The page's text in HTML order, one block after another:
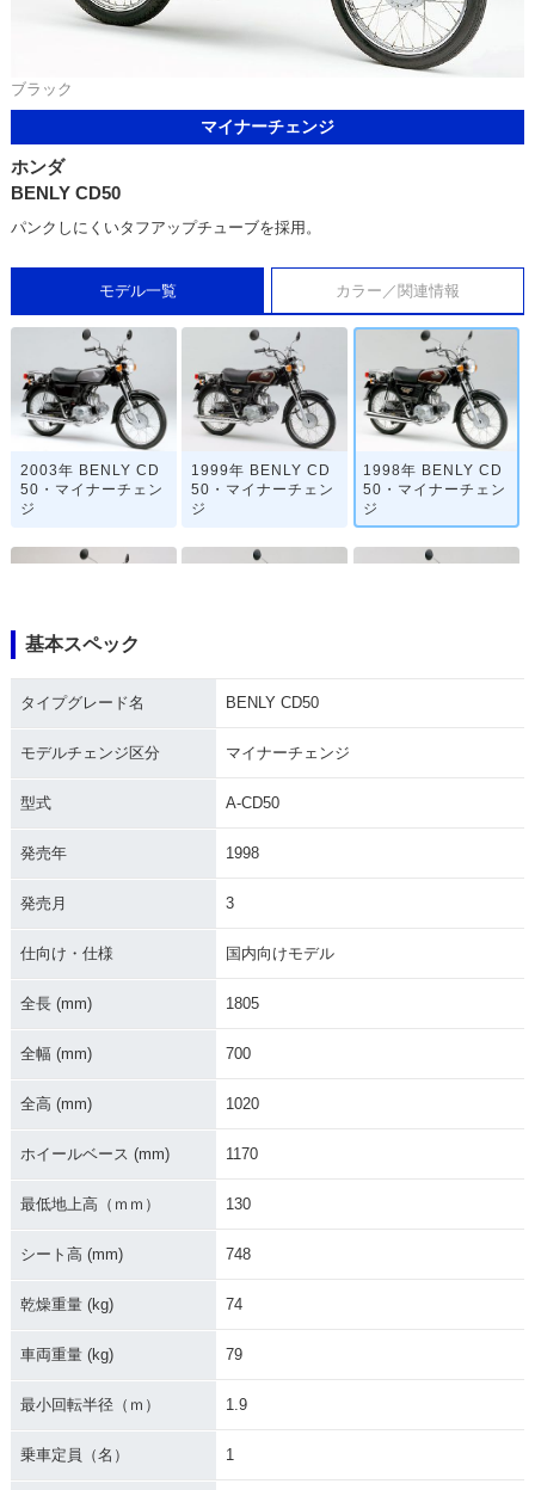
ブラック
マイナーチェンジ
ホンダ
BENLY CD50
パンクしにくいタフアップチューブを採用。
モデル一覧 カラー／関連情報
2003年 BENLY CD
50・マイナーチェン
ジ
1999年 BENLY CD
50・マイナーチェン
ジ
1998年 BENLY CD
50・マイナーチェン
ジ
50・マイナーチェン
50・マイナーチェン
1987年 BENLY CD
ジ
1983年 BENLY CD
50・マイナーチェン
50 セル付
1970年 BENLY CD
1970年 BENLY CD
基本スペック
タイプグレード名 BENLY CD50
モデルチェンジ区分 マイナーチェンジ
型式 A-CD50
発売年 1998
発売月 3
仕向け・仕様 国内向けモデル
全長 (mm) 1805
全幅 (mm) 700
全高 (mm) 1020
ホイールベース (mm) 1170
最低地上高（ｍｍ） 130
シート高 (mm) 748
乾燥重量 (kg) 74
車両重量 (kg) 79
最小回転半径（ｍ） 1.9
乗車定員（名） 1